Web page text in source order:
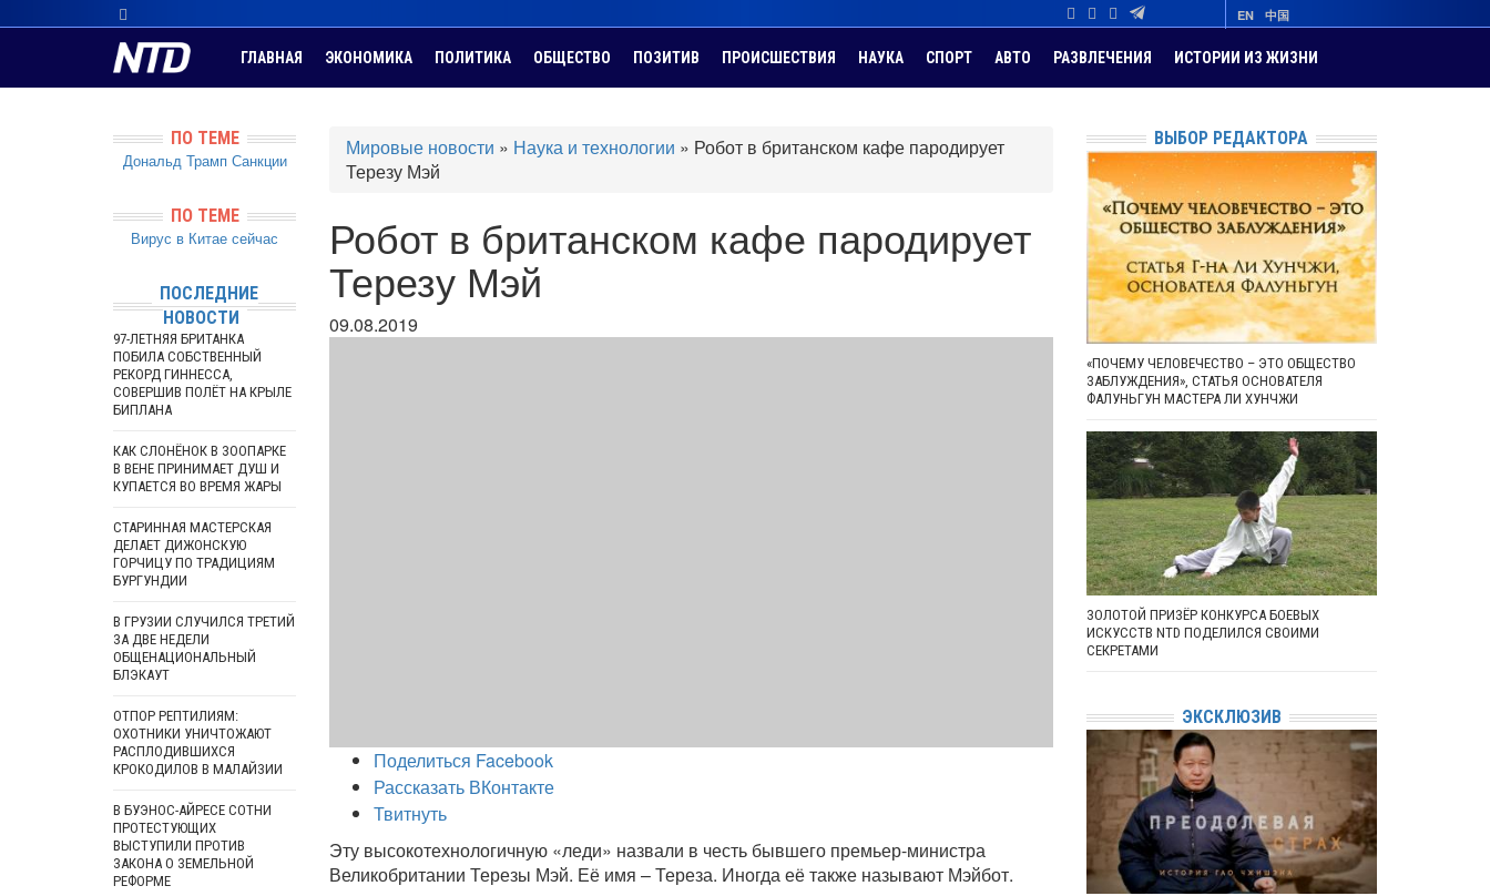
EN 中国
ГЛАВНАЯ ЭКОНОМИКА ПОЛИТИКА ОБЩЕСТВО ПОЗИТИВ ПРОИСШЕСТВИЯ НАУКА СПОРТ АВТО РАЗВЛЕЧЕНИЯ ИСТОРИИ ИЗ ЖИЗНИ
Мировые новости » Наука и технологии » Робот в британском кафе пародирует
Терезу Мэй
Робот в британском кафе пародирует
Терезу Мэй
09.08.2019
Поделиться Facebook
Рассказать ВКонтакте
Твитнуть
Эту высокотехнологичную «леди» назвали в честь бывшего премьер-министра
Великобритании Терезы Мэй. Её имя – Тереза. Иногда её также называют Мэйбот.
ПО ТЕМЕ
Дональд Трамп Санкции
ПО ТЕМЕ
Вирус в Китае сейчас
ПОСЛЕДНИЕ
НОВОСТИ
97-ЛЕТНЯЯ БРИТАНКА
ПОБИЛА СОБСТВЕННЫЙ
РЕКОРД ГИННЕССА,
СОВЕРШИВ ПОЛЁТ НА КРЫЛЕ
БИПЛАНА
КАК СЛОНЁНОК В ЗООПАРКЕ
В ВЕНЕ ПРИНИМАЕТ ДУШ И
КУПАЕТСЯ ВО ВРЕМЯ ЖАРЫ
СТАРИННАЯ МАСТЕРСКАЯ
ДЕЛАЕТ ДИЖОНСКУЮ
ГОРЧИЦУ ПО ТРАДИЦИЯМ
БУРГУНДИИ
В ГРУЗИИ СЛУЧИЛСЯ ТРЕТИЙ
ЗА ДВЕ НЕДЕЛИ
ОБЩЕНАЦИОНАЛЬНЫЙ
БЛЭКАУТ
ОТПОР РЕПТИЛИЯМ:
ОХОТНИКИ УНИЧТОЖАЮТ
РАСПЛОДИВШИХСЯ
КРОКОДИЛОВ В МАЛАЙЗИИ
В БУЭНОС-АЙРЕСЕ СОТНИ
ПРОТЕСТУЮЩИХ
ВЫСТУПИЛИ ПРОТИВ
ЗАКОНА О ЗЕМЕЛЬНОЙ
РЕФОРМЕ
ВЫБОР РЕДАКТОРА
«ПОЧЕМУ ЧЕЛОВЕЧЕСТВО – ЭТО ОБЩЕСТВО
ЗАБЛУЖДЕНИЯ», СТАТЬЯ ОСНОВАТЕЛЯ
ФАЛУНЬГУН МАСТЕРА ЛИ ХУНЧЖИ
ЗОЛОТОЙ ПРИЗЁР КОНКУРСА БОЕВЫХ
ИСКУССТВ NTD ПОДЕЛИЛСЯ СВОИМИ
СЕКРЕТАМИ
ЭКСКЛЮЗИВ